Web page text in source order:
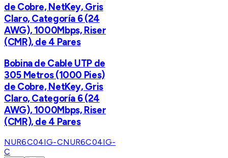
de Cobre, NetKey, Gris
Claro, Categoría 6 (24
AWG), 1000Mbps, Riser
(CMR), de 4 Pares
Bobina de Cable UTP de
305 Metros (1000 Pies)
de Cobre, NetKey, Gris
Claro, Categoría 6 (24
AWG), 1000Mbps, Riser
(CMR), de 4 Pares
NUR6C04IG-CNUR6C04IG-
C